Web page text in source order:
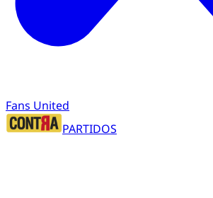
Fans United
PARTIDOS